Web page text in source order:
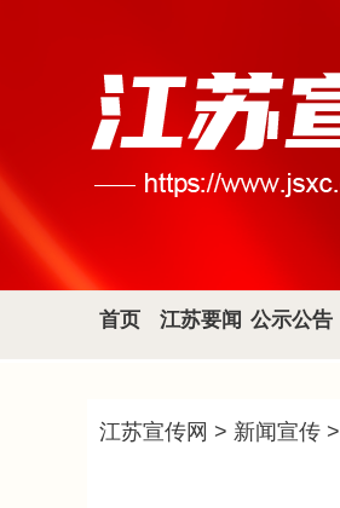
首页 江苏要闻 公示公告
江苏宣传网 > 新闻宣传 >